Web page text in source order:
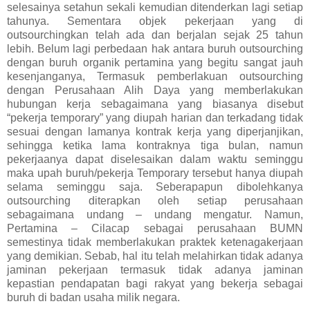
selesainya setahun sekali kemudian ditenderkan lagi setiap
tahunya. Sementara objek pekerjaan yang di
outsourchingkan telah ada dan berjalan sejak 25 tahun
lebih. Belum lagi perbedaan hak antara buruh outsourching
dengan buruh organik pertamina yang begitu sangat jauh
kesenjanganya, Termasuk pemberlakuan outsourching
dengan Perusahaan Alih Daya yang memberlakukan
hubungan kerja sebagaimana yang biasanya disebut
“pekerja temporary” yang diupah harian dan terkadang tidak
sesuai dengan lamanya kontrak kerja yang diperjanjikan,
sehingga ketika lama kontraknya tiga bulan, namun
pekerjaanya dapat diselesaikan dalam waktu seminggu
maka upah buruh/pekerja Temporary tersebut hanya diupah
selama seminggu saja. Seberapapun dibolehkanya
outsourching diterapkan oleh setiap perusahaan
sebagaimana undang – undang mengatur. Namun,
Pertamina – Cilacap sebagai perusahaan BUMN
semestinya tidak memberlakukan praktek ketenagakerjaan
yang demikian. Sebab, hal itu telah melahirkan tidak adanya
jaminan pekerjaan termasuk tidak adanya jaminan
kepastian pendapatan bagi rakyat yang bekerja sebagai
buruh di badan usaha milik negara.